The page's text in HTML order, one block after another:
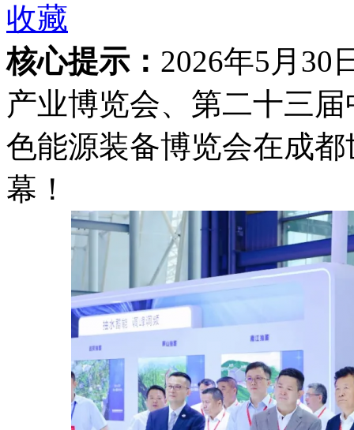
收藏
核心提示： 2026年5月30
产业博览会、第二十三
色能源装备博览会在成
幕！